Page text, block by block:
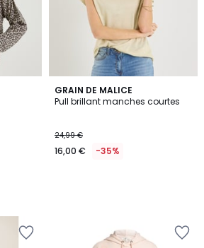
GRAIN DE MALICE
Pull brillant manches courtes
24,99 €
16,00 € -35%